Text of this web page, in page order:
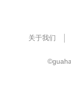
关于我们